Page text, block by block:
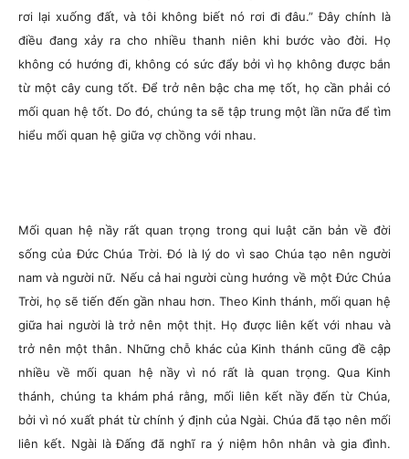
rơi lại xuống đất, và tôi không biết nó rơi đi đâu.” Đây chính là
điều đang xảy ra cho nhiều thanh niên khi bước vào đời. Họ
không có hướng đi, không có sức đẩy bởi vì họ không được bắn
từ một cây cung tốt. Để trở nên bậc cha mẹ tốt, họ cần phải có
mối quan hệ tốt. Do đó, chúng ta sẽ tập trung một lần nữa để tìm
hiểu mối quan hệ giữa vợ chồng với nhau.
Mối quan hệ nầy rất quan trọng trong qui luật căn bản về đời
sống của Đức Chúa Trời. Đó là lý do vì sao Chúa tạo nên người
nam và người nữ. Nếu cả hai người cùng hướng về một Đức Chúa
Trời, họ sẽ tiến đến gần nhau hơn. Theo Kinh thánh, mối quan hệ
giữa hai người là trở nên một thịt. Họ được liên kết với nhau và
trở nên một thân. Những chỗ khác của Kinh thánh cũng đề cập
nhiều về mối quan hệ nầy vì nó rất là quan trọng. Qua Kinh
thánh, chúng ta khám phá rằng, mối liên kết nầy đến từ Chúa,
bởi vì nó xuất phát từ chính ý định của Ngài. Chúa đã tạo nên mối
liên kết. Ngài là Đấng đã nghĩ ra ý niệm hôn nhân và gia đình.